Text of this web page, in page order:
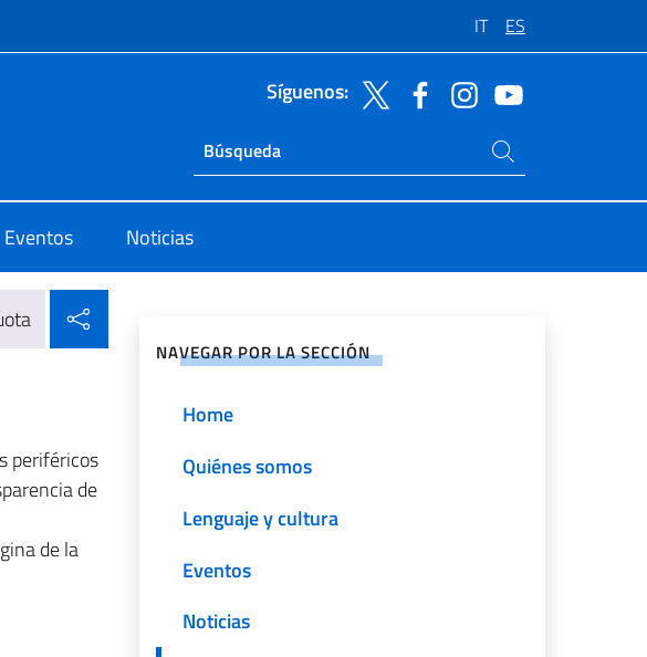
IT ES
Síguenos:
Ricerca sito live
Buscar en el sitio
Eventos Noticias
periféricos
de
de la
NAVEGAR POR LA SECCIÓN
Home
Quiénes somos
Lenguaje y cultura
Eventos
Noticias